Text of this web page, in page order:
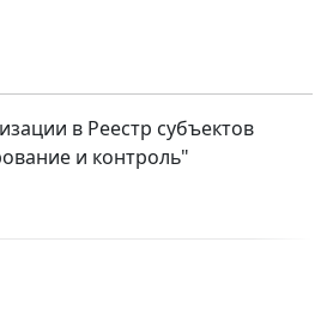
в Реестр субъектов
и контроль"